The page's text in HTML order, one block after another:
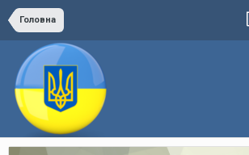
Головна